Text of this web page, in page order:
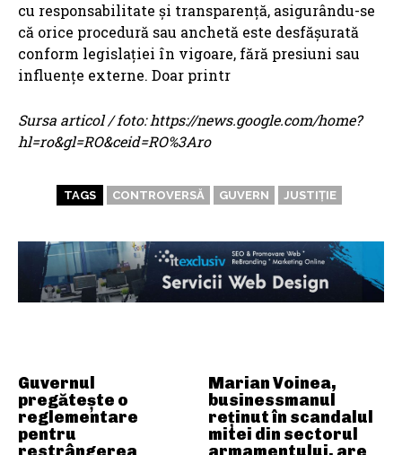
Guvernul
pregătește o
reglementare
pentru
Marian Voinea,
businessmanul
reținut în scandalul
mitei din sectorul
cu responsabilitate și transparență, asigurându-se
că orice procedură sau anchetă este desfășurată
conform legislației în vigoare, fără presiuni sau
influențe externe. Doar printr
Sursa articol / foto: https://news.google.com/home?
hl=ro&gl=RO&ceid=RO%3Aro
TAGS CONTROVERSĂ GUVERN JUSTIȚIE